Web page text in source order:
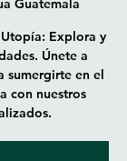
Guatemala
Explora y
Únete a
sumergirte en el
con nuestros